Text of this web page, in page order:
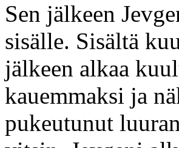
Sen jälkeen
sisälle. Sisältä
jälkeen alkaa
kauemmaksi ja
pukeutunut